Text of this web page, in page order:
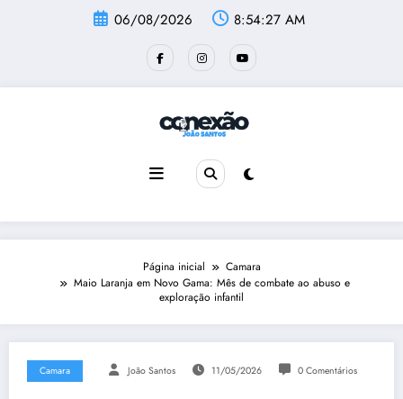
06/08/2026 8:54:28 AM
Página inicial
Camara
Maio Laranja em Novo Gama: Mês de combate ao abuso e
exploração infantil
Camara João Santos 11/05/2026 0 Comentários